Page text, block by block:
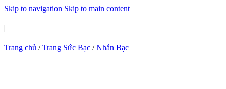
Skip to navigation Skip to main content
Trang chủ / Trang Sức Bạc / Nhẫn Bạc